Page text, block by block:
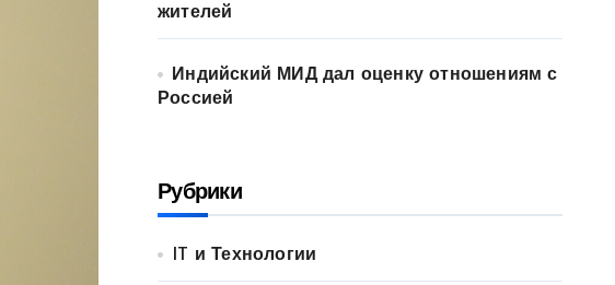
жителей
Индийский МИД дал оценку отношениям с
Россией
Рубрики
IT и Технологии